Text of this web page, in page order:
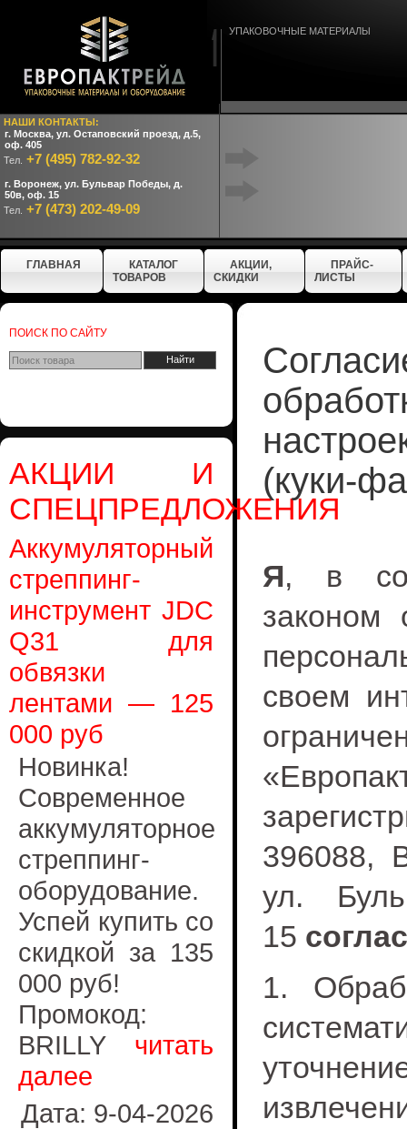
НАШИ КОНТАКТЫ:
г. Москва, ул. Остаповский проезд, д.5,
оф. 405
Тел. +7 (495) 782-92-32
г. Воронеж, ул. Бульвар Победы, д.
50в, оф. 15
Тел. +7 (473) 202-49-09
УПАКОВОЧНЫЕ МАТЕРИАЛЫ
ГЛАВНАЯ
КАТАЛОГ
ТОВАРОВ
АКЦИИ,
СКИДКИ
ПРАЙС-
ЛИСТЫ
ПОИСК ПО САЙТУ
АКЦИИ И
СПЕЦПРЕДЛОЖЕНИЯ
Аккумуляторный
стреппинг-
инструмент JDC
Q31 для
обвязки
лентами — 125
000 руб
Новинка!
Современное
аккумуляторное
стреппинг-
оборудование.
Успей купить со
скидкой за 135
000 руб!
Промокод:
BRILLY читать
далее
Дата: 9-04-2026
Я, в
своем
396088,
ул.
15
1.